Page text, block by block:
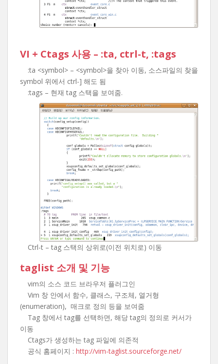
VI + Ctags 사용 – :ta, ctrl-t, :tags
:ta <symbol> – <symbol>을 찾아 이동, 소스파일의 찾을
symbol 위에서 ctrl-] 해도 됨
:tags – 현재 tag 스택을 보여줌.
Ctrl-t – tag 스택의 상위로(이전 위치로) 이동
taglist 소개 및 기능
vim의 소스 코드 브라우저 플러그인
Vim 창 안에서 함수, 클래스, 구조체, 열거형
(enumeration), 매크로 정의 등을 보여줌
Tag 창에서 tag를 선택하면, 해당 tag의 정의로 커서가
이동
Ctags가 생성하는 tag 파일에 의존적
공식 홈페이지 : http://vim-taglist.sourceforge.net/